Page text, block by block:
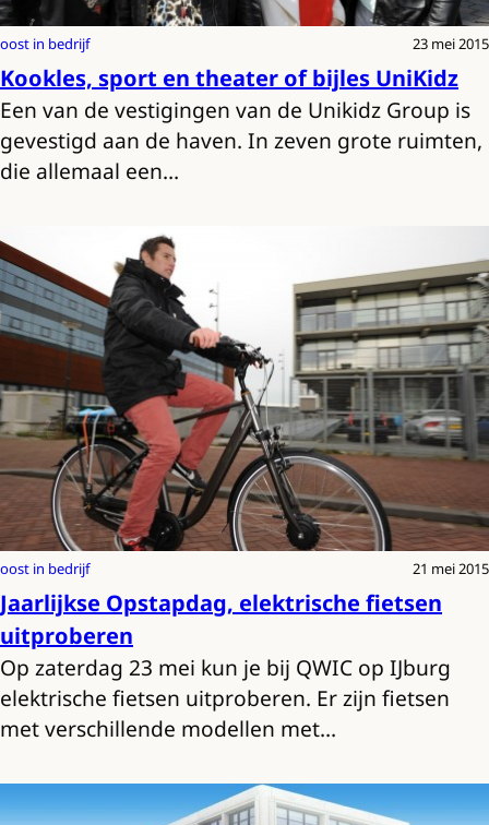
oost in bedrijf 23 mei 2015
Kookles, sport en theater of bijles UniKidz
Een van de vestigingen van de Unikidz Group is
gevestigd aan de haven. In zeven grote ruimten,
die allemaal een…
oost in bedrijf 21 mei 2015
Jaarlijkse Opstapdag, elektrische fietsen
uitproberen
Op zaterdag 23 mei kun je bij QWIC op IJburg
elektrische fietsen uitproberen. Er zijn fietsen
met verschillende modellen met…